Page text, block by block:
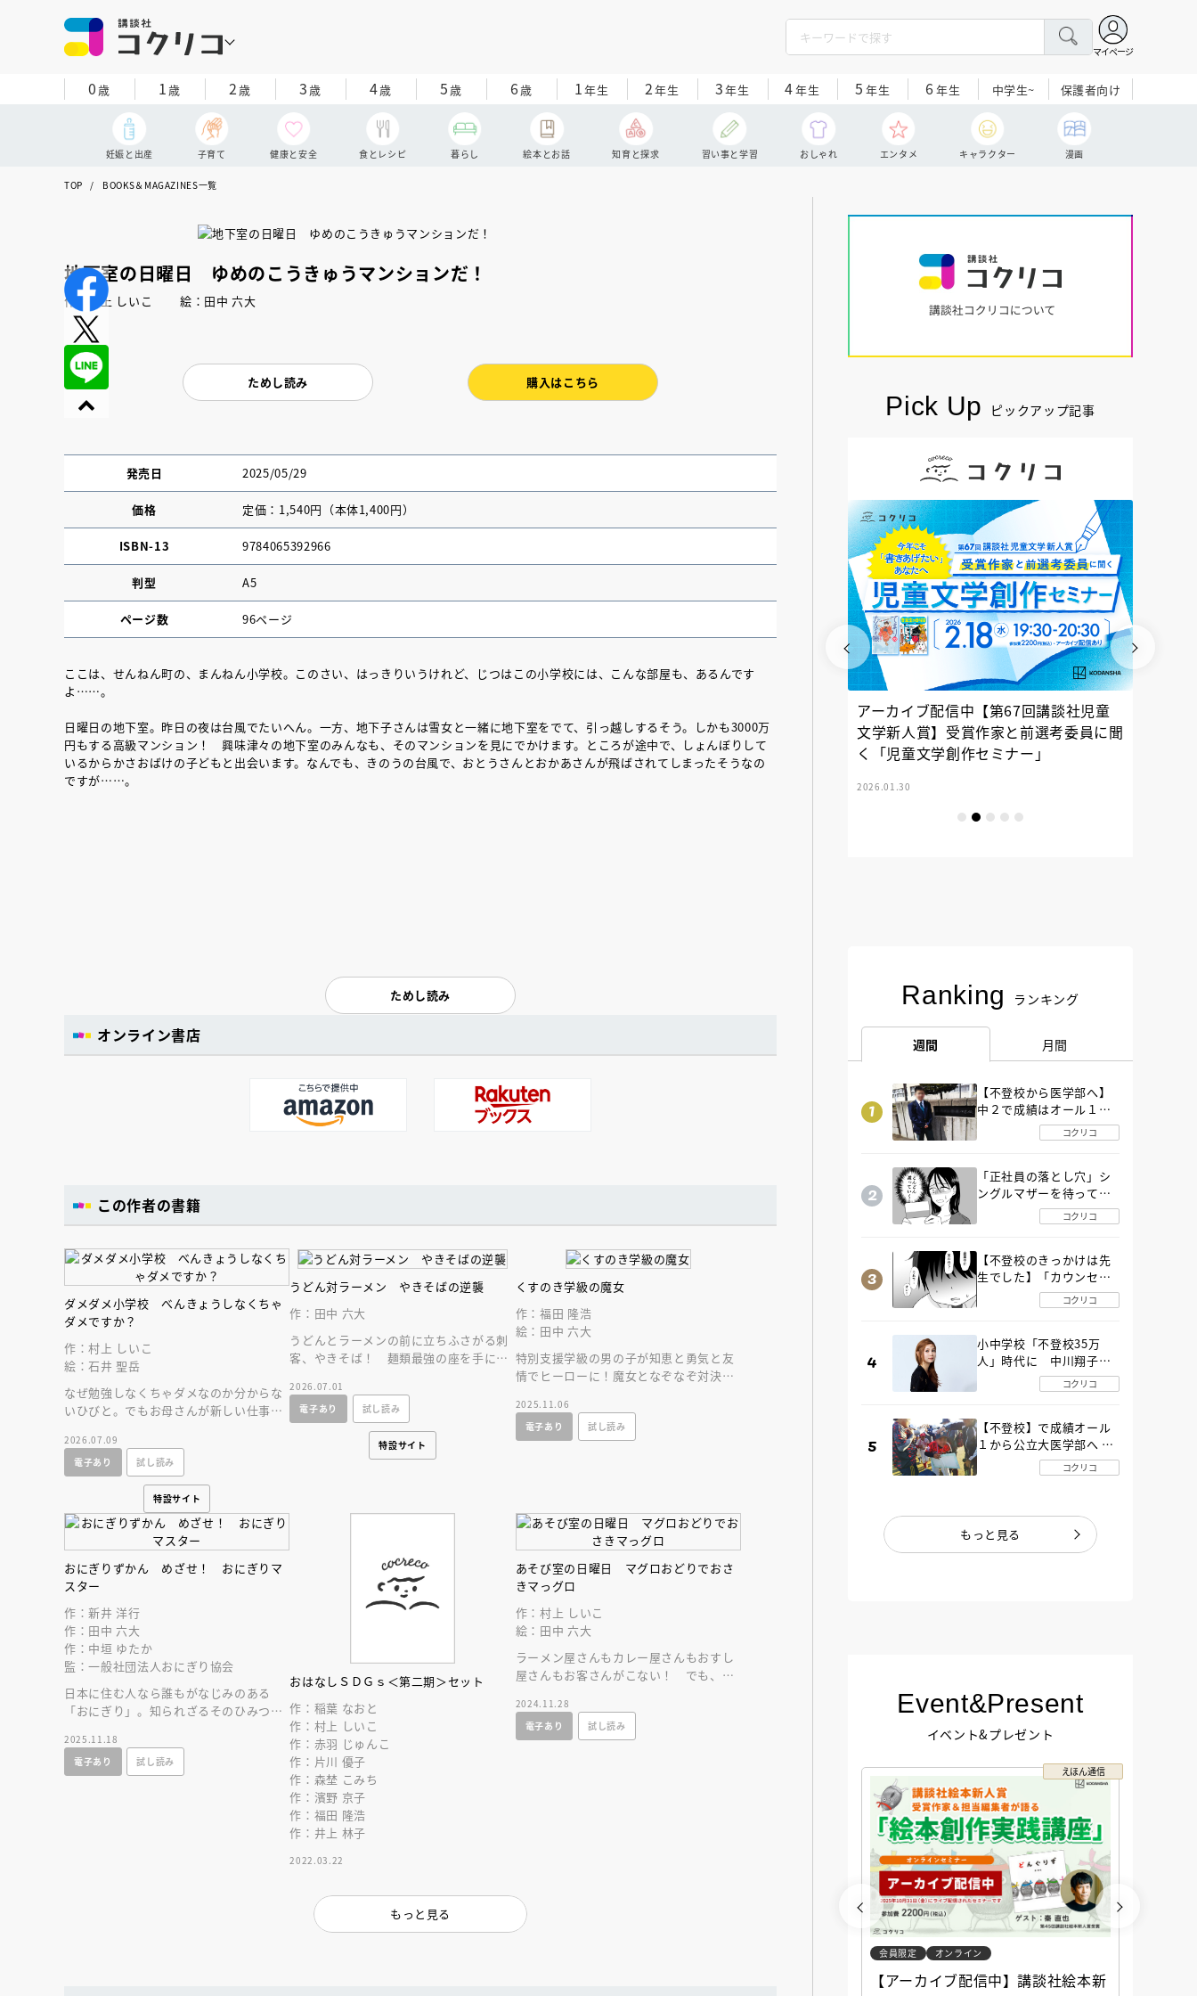
マイページ
0歳 1歳 2歳 3歳 4歳 5歳 6歳 1年生 2年生 3年生 4年生 5 年生 6年生 中学生~ 保護者向け
妊娠と出産 子育て 健康と安全 食とレシピ 暮らし 絵本とお話 知育と探求 習い事と学習 おしゃれ エンタメ キャラクター 漫画
TOP BOOKS＆MAGAZINES一覧
地下室の日曜日 ゆめのこうきゅうマンションだ！
作：村上 しいこ 絵：田中 六大
ためし読み 購入はこちら
発売日 2025/05/29
価格 定価：1,540円（本体1,400円）
ISBN-13 9784065392966
判型 A5
ページ数 96ページ
ここは、せんねん町の、まんねん小学校。このさい、はっきりいうけれど、じつはこの小学校には、こんな部屋も、あるんです
よ……。
日曜日の地下室。昨日の夜は台風でたいへん。一方、地下子さんは雪女と一緒に地下室をでて、引っ越しするそう。しかも3000万
円もする高級マンション！ 興味津々の地下室のみんなも、そのマンションを見にでかけます。ところが途中で、しょんぼりして
いるからかさおばけの子どもと出会います。なんでも、きのうの台風で、おとうさんとおかあさんが飛ばされてしまったそうなの
ですが……。
ためし読み
オンライン書店
この作者の書籍
ダメダメ小学校 べんきょうしなくちゃ
ダメですか？
作：村上 しいこ
絵：石井 聖岳
なぜ勉強しなくちゃダメなのか分からな
いひびと。でもお母さんが新しい仕事の
を思いつきます。
2026.07.09
電子あり
試し読み
特設サイト
うどん対ラーメン やきそばの逆襲
作：田中 六大
うどんとラーメンの前に立ちふさがる刺
客、やきそば！ 麺類最強の座を手にす
年ぶりの最新作！
2026.07.01
電子あり
試し読み
特設サイト
くすのき学級の魔女
作：福田 隆浩
絵：田中 六大
特別支援学級の男の子が知恵と勇気と友
情でヒーローに！魔女となぞなぞ対決！
校ファンタジー！
2025.11.06
電子あり
試し読み
おにぎりずかん めざせ！ おにぎりマ
スター
作：新井 洋行
作：田中 六大
作：中垣 ゆたか
監：一般社団法人おにぎり協会
日本に住む人なら誰もがなじみのある
「おにぎり」。知られざるそのひみつ
えほんの登場です！
2025.11.18
電子あり
試し読み
おはなしＳＤＧｓ＜第二期＞セット
作：稲葉 なおと
作：村上 しいこ
作：赤羽 じゅんこ
作：片川 優子
作：森埜 こみち
作：濱野 京子
作：福田 隆浩
作：井上 林子
2022.03.22
あそび室の日曜日 マグロおどりでおさ
きマっグロ
作：村上 しいこ
絵：田中 六大
ラーメン屋さんもカレー屋さんもおすし
屋さんもお客さんがこない！ でも、フ
てどうして？
2024.11.28
電子あり
試し読み
もっと見る
Pick Up ピックアップ記事
イト ＃４ 2026年９月30日発売決定！
アーカイブ配信中【第67回講談社児童
文学新人賞】受賞作家と前選考委員に聞
く「児童文学創作セミナー」
2026.01.30
Ranking ランキング
週間 月間
【不登校から医学部へ】
中２で成績はオール１
「昼夜逆転」したわが子
を”夜遊び”に連れ出した
コクリコ
「正社員の落とし穴」シ
ングルマザーを待ってい
た“魔の２年間”【後編】
コクリコ
【不登校のきっかけは先
生でした】「カウンセリ
ングの時間」生徒の情報
をバラしたのは…《第２
コクリコ
小中学校「不登校35万
人」時代に 中川翔子さ
んが審査委員長「不登校
生動画甲子園 2026」が開
コクリコ
【不登校】で成績オール
１から公立大医学部へ 中
２で起立性調節障害「治
るまで３年」の診断 その
コクリコ
もっと見る
Event&Present
イベント&プレゼント
えほん通信
会員限定 オンライン
【アーカイブ配信中】講談社絵本新